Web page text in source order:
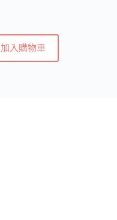
加入購物車